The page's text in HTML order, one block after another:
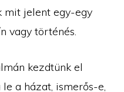
mit jelent egy-egy
vagy történés.
kezdtünk el
a házat, ismerős-e,